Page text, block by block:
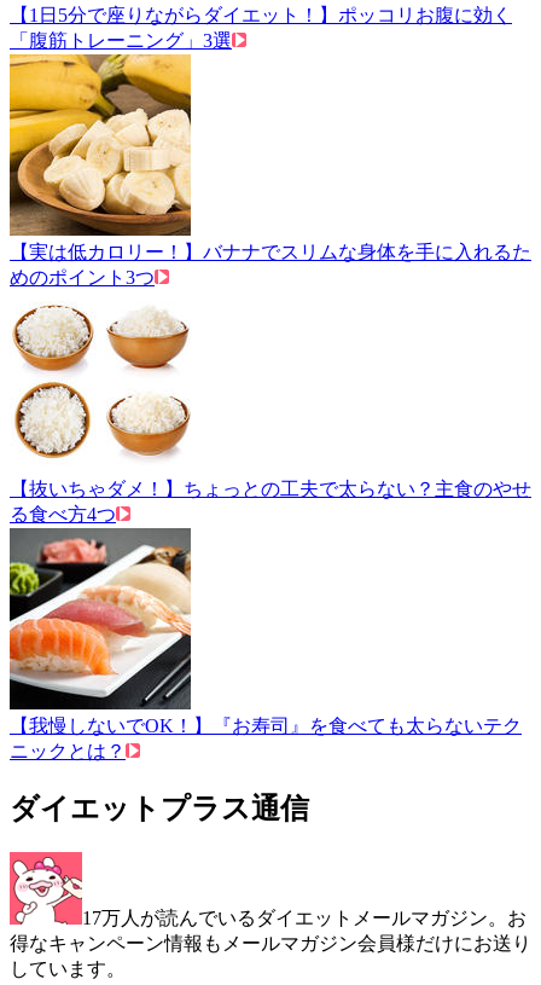
【1日5分で座りながらダイエット！】ポッコリお腹に効く
「腹筋トレーニング」3選
【実は低カロリー！】バナナでスリムな身体を手に入れるた
めのポイント3つ
【抜いちゃダメ！】ちょっとの工夫で太らない？主食のやせ
る食べ方4つ
【我慢しないでOK！】『お寿司』を食べても太らないテク
ニックとは？
ダイエットプラス通信
17万人が読んでいるダイエットメールマガジン。お
得なキャンペーン情報もメールマガジン会員様だけにお送り
しています。